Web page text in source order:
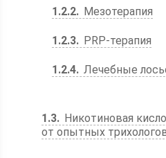
1.2.2 Мезотерапия
1.2.3 PRP-терапия
1.2.4 Лечебные
1.3
Никотиновая
от опытных